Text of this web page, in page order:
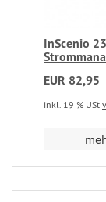
InScenio
EUR 82,95
inkl. 19 % USt